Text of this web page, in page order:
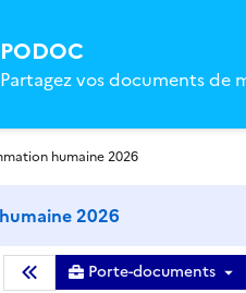
PODOC
Partagez vos documents de
humaine 2026
2026
Masquer la liste des documents
Porte-documents